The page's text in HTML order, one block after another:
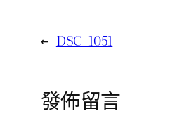
← DSC_1051
發佈留言